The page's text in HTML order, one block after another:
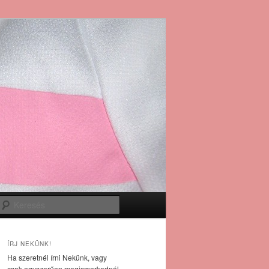
ÍRJ NEKÜNK!
Ha szeretnél írni Nekünk, vagy